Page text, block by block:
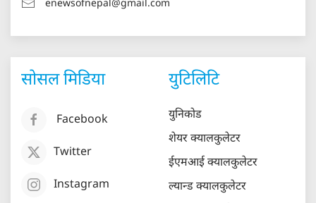
enewsofnepal@gmail.com
सोसल मिडिया
Facebook
Twitter
Instagram
युटिलिटि
युनिकोड
शेयर क्यालकुलेटर
ईएमआई क्यालकुलेटर
ल्यान्ड क्यालकुलेटर